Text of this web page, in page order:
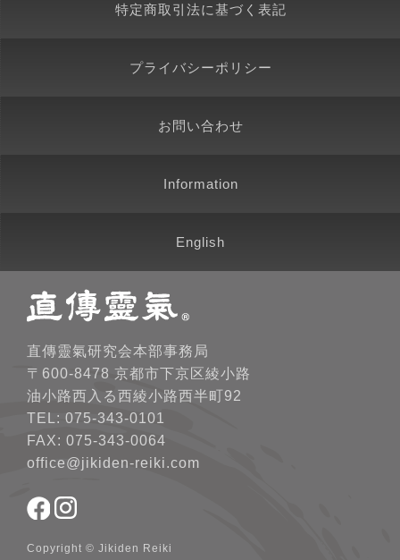
特定商取引法に基づく表記
プライバシーポリシー
お問い合わせ
Information
English
直傳靈氣研究会本部事務局
〒600-8478 京都市下京区綾小路
油小路西入る西綾小路西半町92
TEL: 075-343-0101
FAX: 075-343-0064
office@jikiden-reiki.com
Copyright © Jikiden Reiki